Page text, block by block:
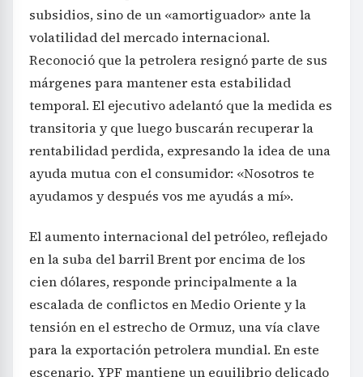
subsidios, sino de un «amortiguador» ante la
volatilidad del mercado internacional.
Reconoció que la petrolera resignó parte de sus
márgenes para mantener esta estabilidad
temporal. El ejecutivo adelantó que la medida es
transitoria y que luego buscarán recuperar la
rentabilidad perdida, expresando la idea de una
ayuda mutua con el consumidor: «Nosotros te
ayudamos y después vos me ayudás a mí».
El aumento internacional del petróleo, reflejado
en la suba del barril Brent por encima de los
cien dólares, responde principalmente a la
escalada de conflictos en Medio Oriente y la
tensión en el estrecho de Ormuz, una vía clave
para la exportación petrolera mundial. En este
escenario, YPF mantiene un equilibrio delicado